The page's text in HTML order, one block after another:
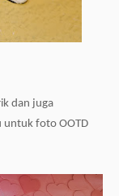
dan juga
untuk foto OOTD